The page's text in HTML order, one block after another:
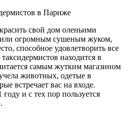
в Париже
свой дом оленьими
или огромным сушеным жуком,
способное удовлетворить все
находится в
самым жутким магазином
животных, одетые в
встречает вас на входе.
и с тех пор пользуется